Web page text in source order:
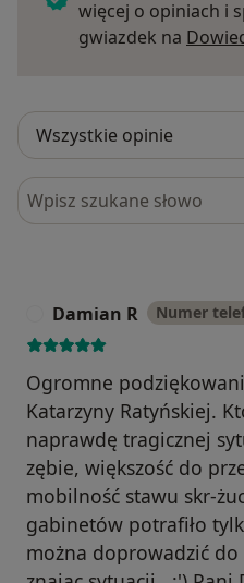
więcej o opiniach i
gwiazdek na
Szukaj w opiniach
Damian R Numer
Ogromne
Katarzyny Ratyńskiej.
naprawdę tragicznej
zębie, większość do
mobilność stawu skr-
gabinetów potrafiło
można doprowadzić